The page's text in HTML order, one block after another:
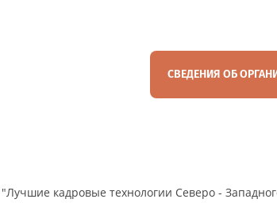
СВЕДЕНИЯ ОБ
"Лучшие кадровые технологии Северо -